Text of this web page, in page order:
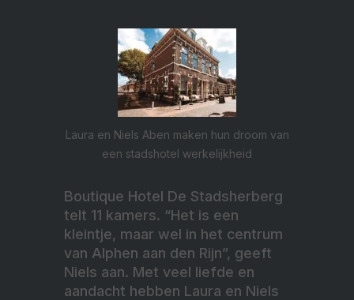
Laura en Niels Aben maken hun droom van
een stadshotel werkelijkheid
Boutique Hotel De Stadsherberg
telt 11 kamers. “Het is een
kleintje, maar wel in het centrum
van Alphen aan den Rijn”, geeft
Niels aan. Met veel liefde en
aandacht hebben Laura en Niels